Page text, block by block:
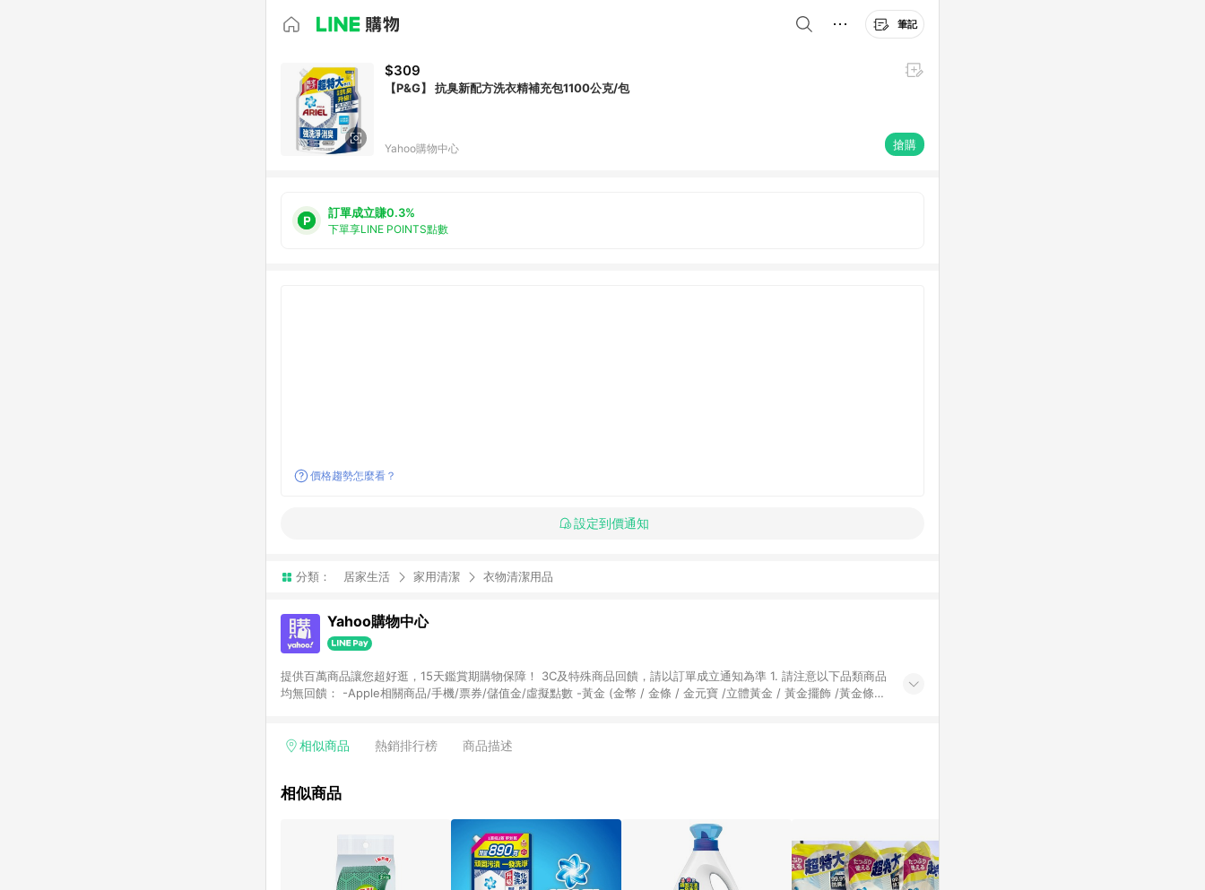
筆記
$309
【P&G】 抗臭新配方洗衣精補充包1100公克/包
Yahoo購物中心 搶購
訂單成立賺0.3%
下單享LINE POINTS點數
價格趨勢怎麼看？
設定到價通知
分類： 居家生活 家用清潔 衣物清潔用品
Yahoo購物中心
提供百萬商品讓您超好逛，15天鑑賞期購物保障！ 3C及特殊商品回饋，請以訂單成立通知為準 1. 請注意以下品類商品
均無回饋： -Apple相關商品/手機/票券/儲值金/虛擬點數 -黃金 (金幣 / 金條 / 金元寶 /立體黃金 / 黃金擺飾 /黃金條
Yahoo超贈點回饋者 - 購物中心商店之商品：商品賣場中有標示「商店」及顯示商店名稱者(指定活動店家除外) 3. 訂
相似商品 熱銷排行榜 商品描述
相似商品